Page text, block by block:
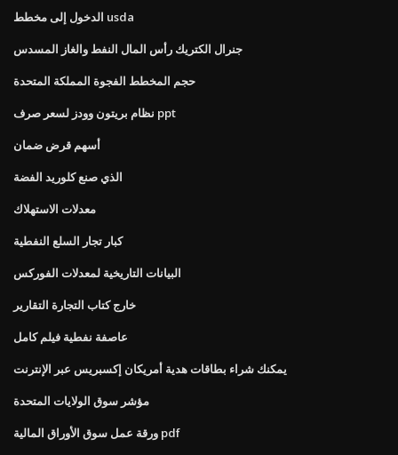
الدخول إلى مخطط usda
جنرال الكتريك رأس المال النفط والغاز المسدس
حجم المخطط الفجوة المملكة المتحدة
نظام بريتون وودز لسعر صرف ppt
أسهم قرض ضمان
الذي صنع كلوريد الفضة
معدلات الاستهلاك
كبار تجار السلع النفطية
البيانات التاريخية لمعدلات الفوركس
خارج كتاب التجارة التقارير
عاصفة نفطية فيلم كامل
يمكنك شراء بطاقات هدية أمريكان إكسبريس عبر الإنترنت
مؤشر سوق الولايات المتحدة
ورقة عمل سوق الأوراق المالية pdf